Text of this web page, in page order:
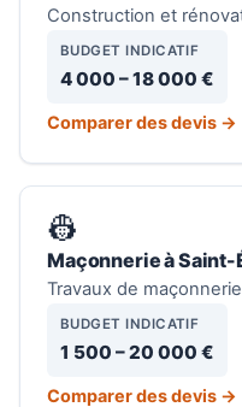
Construction et
BUDGET INDICATIF
4 000 – 18 000 €
Comparer des devis →
👷
Maçonnerie à Saint-
Travaux de
BUDGET INDICATIF
1 500 – 20 000 €
Comparer des devis →